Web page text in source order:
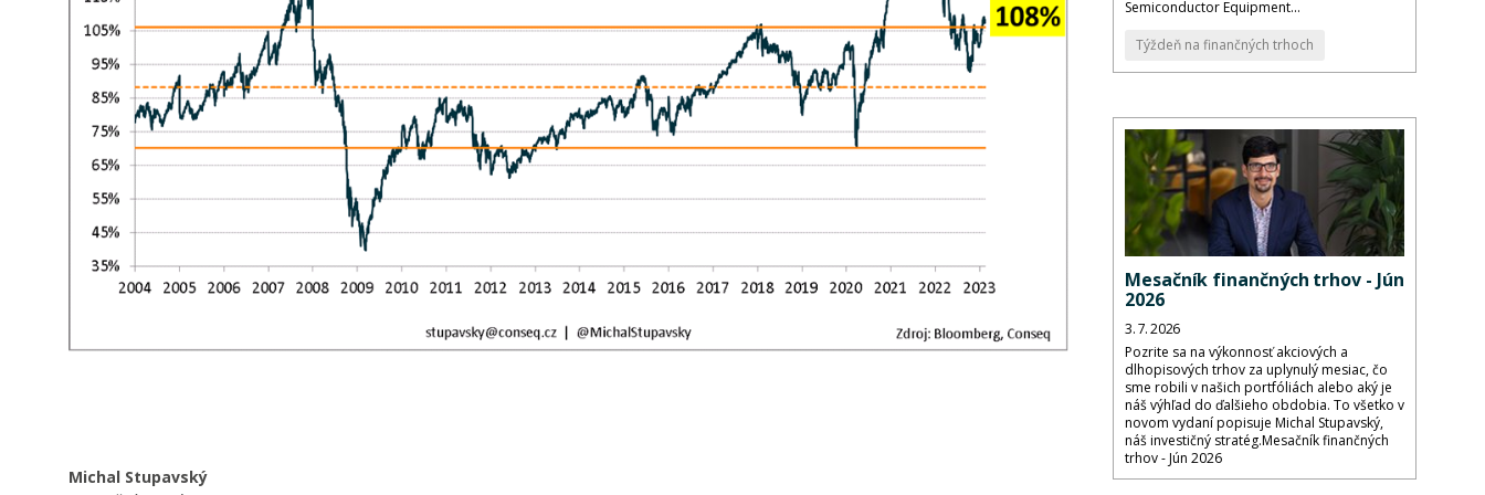
Michal Stupavský
Semiconductor Equipment...
Týždeň na finančných trhoch
Mesačník finančných trhov - Jún
2026
3. 7. 2026
Pozrite sa na výkonnosť akciových a
dlhopisových trhov za uplynulý mesiac, čo
sme robili v našich portfóliách alebo aký je
náš výhľad do ďalšieho obdobia. To všetko v
novom vydaní popisuje Michal Stupavský,
náš investičný stratég.Mesačník finančných
trhov - Jún 2026